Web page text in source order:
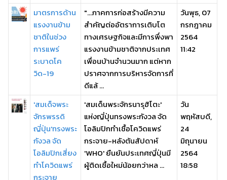
มาตรการด้าน
แรงงานข้าม
ชาติในช่วง
การแพร่
ระบาดโค
วิด-19
"...ภาคการก่อสร้างมีความ
สำคัญต่ออัตราการเติบโต
ทางเศรษฐกิจและมีการพึ่งพา
แรงงานข้ามชาติจากประเทศ
เพื่อนบ้านจำนวนมาก แต่หาก
ปราศจากการบริหารจัดการที่
ดีแล้ ...
วันพุธ, 07
กรกฎาคม
2564
11:42
'สมเด็จพระ
จักรพรรดิ
ญี่ปุ่น'ทรงพระ
กังวล จัด
โอลิมปิกเสี่ยง
ทำโควิดแพร่
กระจาย
'สมเด็นพระจักรนารุฮิโตะ'
แห่งญี่ปุ่นทรงพระกังวล จัด
โอลิมปิกทำเชื้อโควิดแพร่
กระจาย-หลังต้นสัปดาห์
'WHO' ยืนยันประเทศญี่ปุ่นมี
ผู้ติดเชื้อใหม่น้อยกว่าหล ...
วัน
พฤหัสบดี,
24
มิถุนายน
2564
18:58